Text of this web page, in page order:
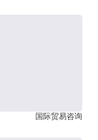
国际贸易咨询